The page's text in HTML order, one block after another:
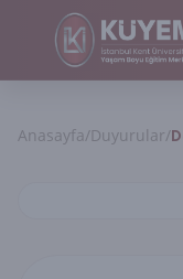
Anasayfa/Duyurular/